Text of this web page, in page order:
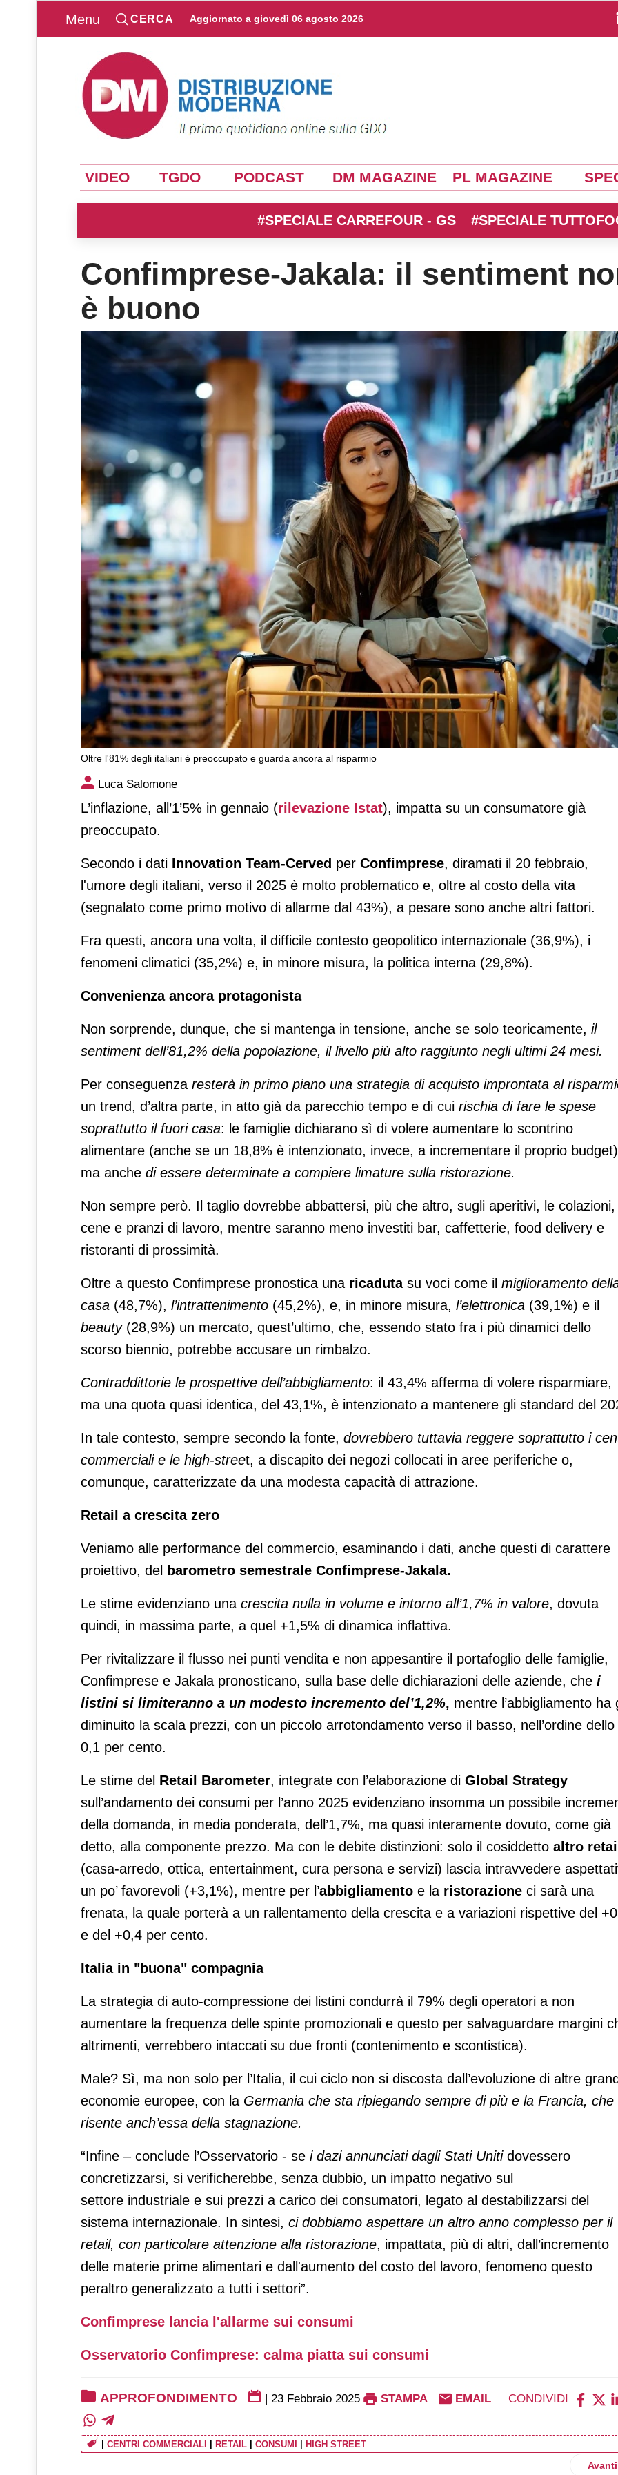
Menu CERCA Aggiornato a giovedì 06 agosto 2026
VIDEO TGDO PODCAST DM MAGAZINE PL MAGAZINE
#SPECIALE CARREFOUR - GS #SPECIALE
Confimprese-Jakala: il sentiment
è buono
Oltre l'81% degli italiani è preoccupato e guarda ancora al risparmio
Confimprese-Jakala: il sentiment non è buono
Luca Salomone
L’inflazione, all’1’5% in gennaio (rilevazione Istat), impatta su un consumatore già
preoccupato.
Secondo i dati Innovation Team-Cerved per Confimprese, diramati il 20 febbraio,
l'umore degli italiani, verso il 2025 è molto problematico e, oltre al costo della vita
(segnalato come primo motivo di allarme dal 43%), a pesare sono anche altri fattori.
Fra questi, ancora una volta, il difficile contesto geopolitico internazionale (36,9%), i
fenomeni climatici (35,2%) e, in minore misura, la politica interna (29,8%).
Convenienza ancora protagonista
Non sorprende, dunque, che si mantenga in tensione, anche se solo teoricamente, il
sentiment dell’81,2% della popolazione, il livello più alto raggiunto negli ultimi 24 mesi.
Per conseguenza resterà in primo piano una strategia di acquisto improntata al
un trend, d’altra parte, in atto già da parecchio tempo e di cui rischia di fare le spese
soprattutto il fuori casa: le famiglie dichiarano sì di volere aumentare lo scontrino
alimentare (anche se un 18,8% è intenzionato, invece, a incrementare il proprio
ma anche di essere determinate a compiere limature sulla ristorazione.
Non sempre però. Il taglio dovrebbe abbattersi, più che altro, sugli aperitivi, le colazioni,
cene e pranzi di lavoro, mentre saranno meno investiti bar, caffetterie, food delivery e
ristoranti di prossimità.
Oltre a questo Confimprese pronostica una ricadutasu voci come il miglioramento
casa (48,7%), l’intrattenimento (45,2%), e, in minore misura, l’elettronica (39,1%) e il
beauty(28,9%) un mercato, quest’ultimo, che, essendo stato fra i più dinamici dello
scorso biennio, potrebbe accusare un rimbalzo.
Contraddittorie le prospettive dell’abbigliamento: il 43,4% afferma di volere risparmiare,
ma una quota quasi identica, del 43,1%, è intenzionato a mantenere gli standard del
In tale contesto, sempre secondo la fonte, dovrebbero tuttavia reggere soprattutto i
commerciali e le high-street, a discapito dei negozi collocati in aree periferiche o,
comunque, caratterizzate da una modesta capacità di attrazione.
Retail a crescita zero
Veniamo alle performance del commercio, esaminando i dati, anche questi di carattere
proiettivo, del
barometro semestrale Confimprese-Jakala.
Le stime evidenziano una crescita nulla in volume e intorno all’1,7% in valore, dovuta
quindi, in massima parte, a quel +1,5% di dinamica inflattiva.
Per rivitalizzare il flusso nei punti vendita e non appesantire il portafoglio delle famiglie,
Confimprese e Jakala pronosticano, sulla base delle dichiarazioni delle aziende, che i
listini si limiteranno a un modesto incremento del’1,2%, mentre l’abbigliamento ha
diminuito la scala prezzi, con un piccolo arrotondamento verso il basso, nell’ordine dello
0,1 per cento.
Le stime del Retail Barometer, integrate con l’elaborazione di Global Strategy
sull’andamento dei consumi per l’anno 2025 evidenziano insomma un possibile
della domanda, in media ponderata, dell’1,7%, ma quasi interamente dovuto, come già
detto, alla componente prezzo. Ma con le debite distinzioni: solo il cosiddetto altro retail
(casa-arredo, ottica, entertainment, cura persona e servizi) lascia intravvedere
un po’ favorevoli (+3,1%), mentre per l’abbigliamento e la ristorazione ci sarà una
frenata, la quale porterà a un rallentamento della crescita e a variazioni rispettive del
e del +0,4 per cento.
Italia in "buona" compagnia
La strategia di auto-compressione dei listini condurrà il 79% degli operatori a non
aumentare la frequenza delle spinte promozionali e questo per salvaguardare margini
altrimenti, verrebbero intaccati su due fronti (contenimento e scontistica).
Male? Sì, ma non solo per l’Italia, il cui ciclo non si discosta dall’evoluzione di altre
economie europee, con la Germania che sta ripiegando sempre di più e la Francia, che
risente anch’essa della stagnazione.
“Infine – conclude l’Osservatorio - se i dazi annunciati dagli Stati Uniti dovessero
concretizzarsi, si verificherebbe, senza dubbio, un impatto negativo sul
settore industriale e sui prezzi a carico dei consumatori, legato al destabilizzarsi del
sistema internazionale. In sintesi, ci dobbiamo aspettare un altro anno complesso per il
retail, con particolare attenzione alla ristorazione, impattata, più di altri, dall’incremento
delle materie prime alimentari e dall'aumento del costo del lavoro, fenomeno questo
peraltro generalizzato a tutti i settori”.
Confimprese lancia l'allarme sui consumi
Osservatorio Confimprese: calma piatta sui consumi
APPROFONDIMENTO | 23 Febbraio 2025 STAMPA EMAIL CONDIVIDI
CENTRI COMMERCIALI RETAIL CONSUMI HIGH STREET
Avanti